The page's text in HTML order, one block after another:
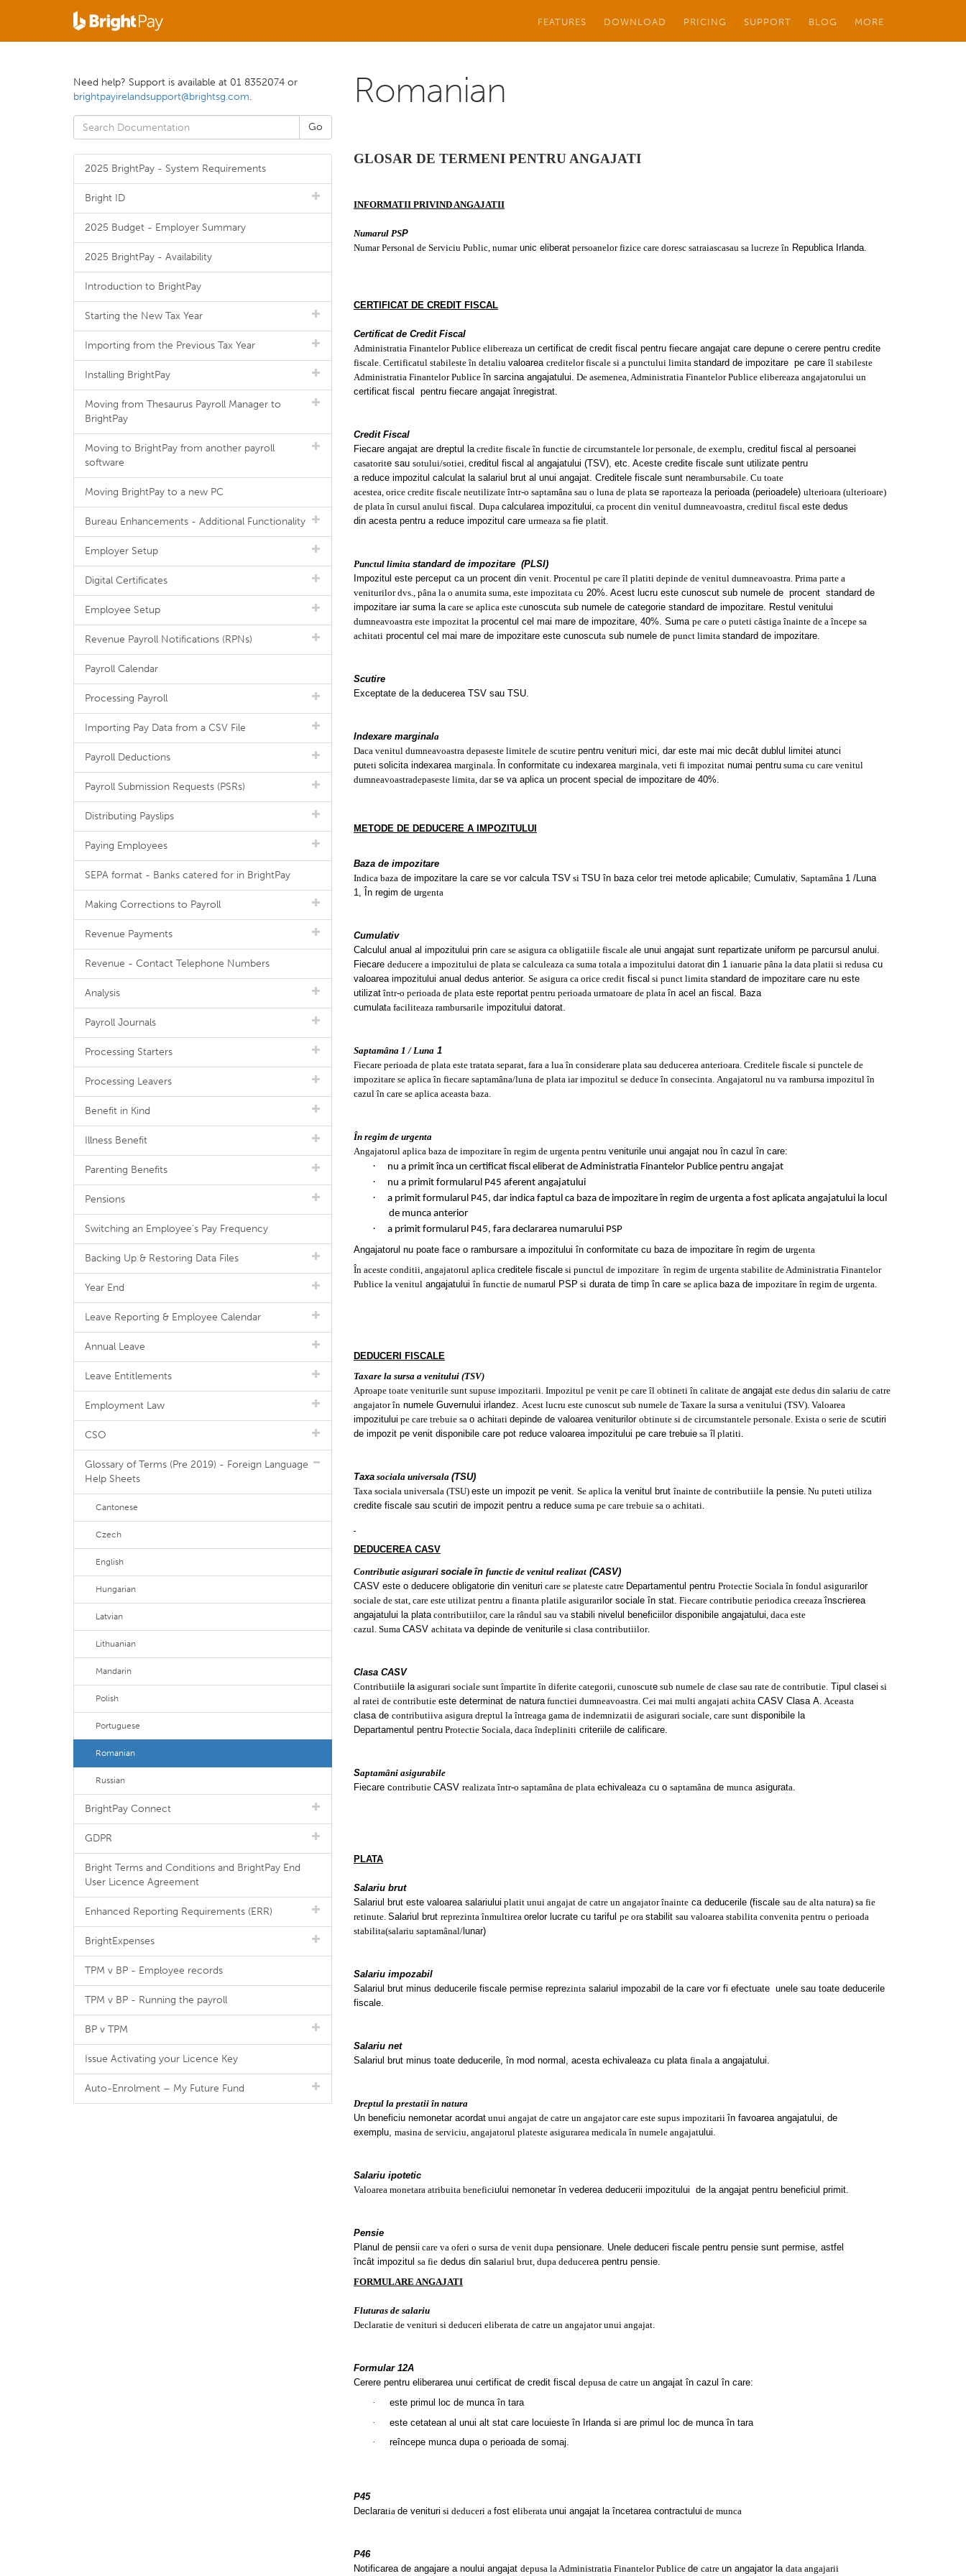
FEATURES DOWNLOAD PRICING SUPPORT BLOG MORE
Romanian
GLOSAR DE TERMENI PENTRU ANGAJATI
INFORMATII PRIVIND ANGAJATII
Numarul PSP
Numar Personal de Serviciu Public, numarunic eliberat persoanelor fizice care doresc satraiascasau sa lucreze în Republica Irlanda.
CERTIFICAT DE CREDIT FISCAL
Certificat de Credit Fiscal
Administratia Finantelor Publice elibereaza un certificat de credit fiscal pentru fiecare angajat care depune o cerere pentru credite
fiscale. Certificatul stabileste în detaliu valoarea creditelor fiscale si a punctului limita standard de impozitare pe careîl stabileste
Administratia Finantelor Publice în sarcina angajatului. De asemenea, Administratia Finantelor Publice elibereaza angajatorului un
certificat fiscal pentru fiecare angajat înregistrat.
Credit Fiscal
Fiecare angajat are dreptul la credite fiscale în functie de circumstantele lor personale, de exemplu, creditul fiscal al persoanei
casatorite sau sotului/sotiei, creditul fiscal al angajatului (TSV), etc. Aceste credite fiscale sunt utilizate pentru
a reduce impozitul calculat la salariul brut al unui angajat. Creditele fiscale sunt nerambursabile. Cu toate
acestea, orice credite fiscale neutilizate într-o saptamâna sau o luna de plata se raporteaza la perioada (perioadele) ulterioara (ulterioare)
de plata în cursul anului fiscal. Dupa calcularea impozitului, ca procent din venitul dumneavoastra, creditul fiscal este dedus
din acesta pentru a reduce impozitul care urmeaza sa fie platit.
Punctul limita standard de impozitare (PLSI)
Impozitul este perceput ca un procent din venit. Procentul pe care îl platiti depinde de venitul dumneavoastra. Prima parte a
veniturilor dvs., pâna la o anumita suma, este impozitata cu 20%. Acest lucru este cunoscut sub numele de procent standard de
impozitare iar suma la care se aplica este cunoscuta sub numele de categorie standard de impozitare. Restul venitului
dumneavoastra este impozitat la procentul cel mai mare de impozitare, 40%. Suma pe care o puteti câstiga înainte de a începe sa
achitati procentul cel mai mare de impozitare este cunoscuta sub numele de punct limita standard de impozitare.
Scutire
Exceptate de la deducerea TSV sau TSU.
Indexare marginala
Daca venitul dumneavoastra depaseste limitele de scutire pentru venituri mici, dar este mai mic decât dublul limitei atunci
puteti solicita indexarea marginala. În conformitate cu indexarea marginala, veti fi impozitat numai pentru suma cu care venitul
dumneavoastradepaseste limita, darse va aplica un procent special de impozitare de 40%.
METODE DE DEDUCERE A IMPOZITULUI
Baza de impozitare
Indica baza de impozitare la care se vor calcula TSV si TSU în baza celor trei metode aplicabile; Cumulativ, Saptamâna 1 /Luna
1, În regim de urgenta
Cumulativ
Calculul anual al impozitului prin care se asigura ca obligatiile fiscale a le unui angajat sunt repartizate uniform pe parcursul anului.
Fiecare deducere a impozitului de plata se calculeaza ca suma totala a impozitului datorat din 1 ianuarie pâna la data platii si redusa cu
valoarea impozitului anual dedus anterior. Se asigura ca orice credit fiscal si punct limita standard de impozitare care nu este
utilizat într-o perioada de plata este reportat pentru perioada urmatoare de plata în acel an fiscal. Baza
cumulata faciliteaza rambursarile impozitului datorat.
Saptamâna 1 / Luna 1
Fiecare perioada de plata este tratata separat, fara a lua în considerare plata sau deducerea anterioara. Creditele fiscale si punctele de
impozitare se aplica în fiecare saptamâna/luna de plata iar impozitul se deduce în consecinta. Angajatorul nu va rambursa impozitul în
cazul în care se aplica aceasta baza.
În regim de urgenta
Angajatorul aplica baza de impozitare în regim de urgenta pentru veniturile unui angajat nou în cazul în care:
· nu a primit înca un certificat fiscal eliberat de Administratia Finantelor Publice pentru angajat
· nu a primit formularul P45 aferent angajatului
·
a primit formularul P45, dar indica faptul ca baza de impozitare în regim de urgenta a fost aplicata angajatului la locul
de munca anterior
·
a primit formularul P45, fara declararea numarului PSP
Angajatorul nu poate face o rambursare a impozitului în conformitate cu baza de impozitare în regim de urgenta
În aceste conditii, angajatorul aplica creditele fiscale si punctul de impozitare în regim de urgenta stabilite de Administratia Finantelor
Publice la venitul angajatuluiîn functie de numarul PSP si durata de timp în care se aplica baza de impozitare în regim de urgenta.
DEDUCERI FISCALE
Taxare la sursa a venitului (TSV)
Aproape toate veniturile sunt supuse impozitarii. Impozitul pe venit pe care îl obtineti în calitate de angajat este dedus din salariu de catre
angajator în numele Guvernului irlandez. Acest lucru este cunoscut sub numele de Taxare la sursa a venitului (TSV). Valoarea
impozitului pe care trebuie sa o achitati depinde de valoarea veniturilor obtinute si de circumstantele personale. Exista o serie de scutiri
de impozit pe venit disponibile care pot reduce valoarea impozitului pe care trebuie sa îl platiti.
Taxa sociala universala (TSU)
Taxa sociala universala (TSU) este un impozit pe venit. Se aplica la venitul brutînainte de contributiile la pensie. Nu puteti utiliza
credite fiscale sau scutiri de impozit pentru a reduce suma pe care trebuie sa o achitati.
DEDUCEREA CASV
Contributie asigurari sociale în functie de venitul realizat (CASV)
CASV este o deducere obligatorie din venituri care se plateste catre Departamentul pentru Protectie Sociala în fondul asigurarilor
sociale de stat, care este utilizat pentru a finanta platile asigurarilor sociale în stat. Fiecare contributie periodica creeaza înscrierea
angajatului la plata contributiilor, care la rândul sau va stabili nivelul beneficiilor disponibile angajatului , daca este
cazul. Suma CASV achitata va depinde de veniturile si clasa contributiilor.
Clasa CASV
Contributiile la asigurari sociale sunt împartite în diferite categorii, cunoscute sub numele de clase sau rate de contributie. Tipul clasei si
al ratei de contributie este determinat de natura functiei dumneavoastra. Cei mai multi angajati achita CASV Clasa A. Aceasta
clasa de contributiiva asigura dreptul la întreaga gama de indemnizatii de asigurari sociale, care sunt disponibile la
Departamentul pentru Protectie Sociala, daca îndepliniti criteriile de calificare.
Saptamâni asigurabile
Fiecare contributie CASV realizata într-o saptamâna de plata echivaleaza cu o saptamâna de munca asigurata.
PLATA
Salariu brut
Salariul brut este valoarea salariului platit unui angajat de catre un angajator înainte ca deducerile (fiscale sau de alta natura) sa fie
retinute. Salariul brut reprezinta înmultirea orelor lucrate cu tariful pe ora stabilit sau valoarea stabilita convenita pentru o perioada
stabilita(salariu saptamânal/lunar)
Salariu impozabil
Salariul brut minus deducerile fiscale permise reprezinta salariul impozabil de la care vor fi efectuate unele sau toate deducerile
fiscale.
Salariu net
Salariul brut minus toate deducerile, în mod normal, acesta echivaleaza cu plata finala a angajatului.
Dreptul la prestatii în natura
Un beneficiu nemonetar acordat unui angajat de catre un angajator care este supus impozitarii în favoarea angajatului, de
exemplu, masina de serviciu, angajatorul plateste asigurarea medicala în numele angajatului.
Salariu ipotetic
Valoarea monetara atribuita beneficiului nemonetar în vederea deducerii impozitului de la angajat pentru beneficiul primit.
Pensie
Planul de pensii care va oferi o sursa de venit dupa pensionare. Unele deduceri fiscale pentru pensie sunt permise, astfel
încât impozitul sa fie dedus din salariul brut, dupa deducerea pentru pensie.
FORMULARE ANGAJATI
Fluturas de salariu
Declaratie de venituri si deduceri eliberata de catre un angajator unui angajat.
Formular 12A
Cerere pentru eliberarea unui certificat de credit fiscal depusa de catre un angajat în cazul în care:
· este primul loc de munca în tara
· este cetatean al unui alt stat care locuieste în Irlanda si are primul loc de munca în tara
· reîncepe munca dupa o perioada de somaj.
P45
Declaratia de venituri si deduceri a fost eliberata unui angajat la încetarea contractului de munca
P46
Notificarea de angajare a noului angajat depusa la Administratia Finantelor Publice de catre un angajator la data angajarii
Need help? Support is available at 01 8352074 or
brightpayirelandsupport@brightsg.com.
2025 BrightPay - System Requirements
Bright ID
2025 Budget - Employer Summary
2025 BrightPay - Availability
Introduction to BrightPay
Starting the New Tax Year
Importing from the Previous Tax Year
Installing BrightPay
Moving from Thesaurus Payroll Manager to
BrightPay
Moving to BrightPay from another payroll
software
Moving BrightPay to a new PC
Bureau Enhancements - Additional Functionality
Employer Setup
Digital Certificates
Employee Setup
Revenue Payroll Notifications (RPNs)
Payroll Calendar
Processing Payroll
Importing Pay Data from a CSV File
Payroll Deductions
Payroll Submission Requests (PSRs)
Distributing Payslips
Paying Employees
SEPA format - Banks catered for in BrightPay
Making Corrections to Payroll
Revenue Payments
Revenue - Contact Telephone Numbers
Analysis
Payroll Journals
Processing Starters
Processing Leavers
Benefit in Kind
Illness Benefit
Parenting Benefits
Pensions
Switching an Employee's Pay Frequency
Backing Up & Restoring Data Files
Year End
Leave Reporting & Employee Calendar
Annual Leave
Leave Entitlements
Employment Law
CSO
Glossary of Terms (Pre 2019) - Foreign Language
Help Sheets
Cantonese
Czech
English
Hungarian
Latvian
Lithuanian
Mandarin
Polish
Portuguese
Romanian
Russian
BrightPay Connect
GDPR
Bright Terms and Conditions and BrightPay End
User Licence Agreement
Enhanced Reporting Requirements (ERR)
BrightExpenses
TPM v BP - Employee records
TPM v BP - Running the payroll
BP v TPM
Issue Activating your Licence Key
Auto-Enrolment – My Future Fund